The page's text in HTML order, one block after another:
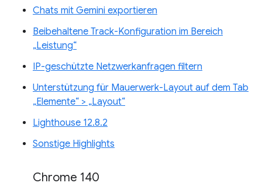
Chats mit Gemini exportieren
Beibehaltene Track-Konfiguration im Bereich
„Leistung“
IP-geschützte Netzwerkanfragen filtern
Unterstützung für Mauerwerk-Layout auf dem Tab
„Elemente“ > „Layout“
Lighthouse 12.8.2
Sonstige Highlights
Chrome 140